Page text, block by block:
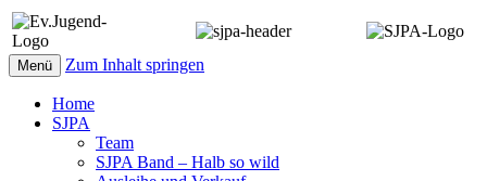
Menü Zum Inhalt springen
Home
SJPA
Team
SJPA Band – Halb so wild